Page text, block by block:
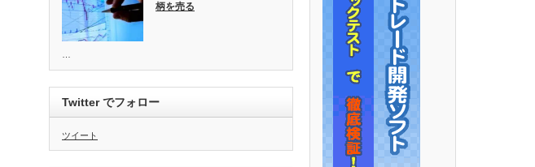
柄を売る
Twitter でフォロー
ツイート